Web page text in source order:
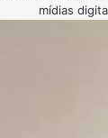
mídias